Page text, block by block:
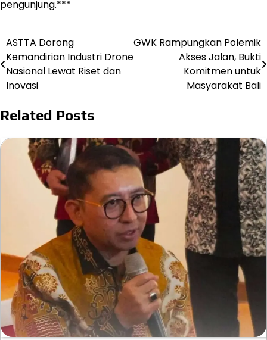
pengunjung.***
Post
navigation
ASTTA Dorong
Kemandirian Industri Drone
Nasional Lewat Riset dan
Inovasi
GWK Rampungkan Polemik
Akses Jalan, Bukti
Komitmen untuk
Masyarakat Bali
Related Posts